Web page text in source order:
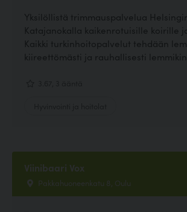
Yksilöllistä trimmauspalvelua
Katajanokalla kaikenrotuisille koirille
Kaikki turkinhoitopalvelut tehdään
kiireettömästi ja rauhallisesti
Viinibaari Vox
Pakkahuoneenkatu 8, Oulu